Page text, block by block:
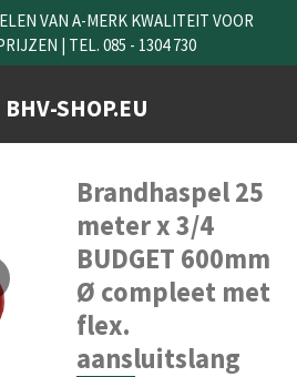
BHV-SHOP.EU
VAN A-MERK KWALITEIT VOOR
| TEL. 085 - 1304 730
Brandhaspel 25
meter x 3/4
BUDGET 600mm
Ø compleet met
flex.
aansluitslang